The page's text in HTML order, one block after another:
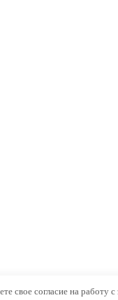
свое согласие на работу